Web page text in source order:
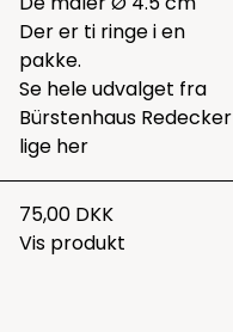
Der er ti ringe i en
pakke.
Se hele udvalget fra
Bürstenhaus Redecker
lige her
75,00 DKK
Vis produkt